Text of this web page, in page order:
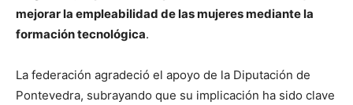
mejorar la empleabilidad de las mujeres mediante la
formación tecnológica.
La federación agradeció el apoyo de la Diputación de
Pontevedra, subrayando que su implicación ha sido clave